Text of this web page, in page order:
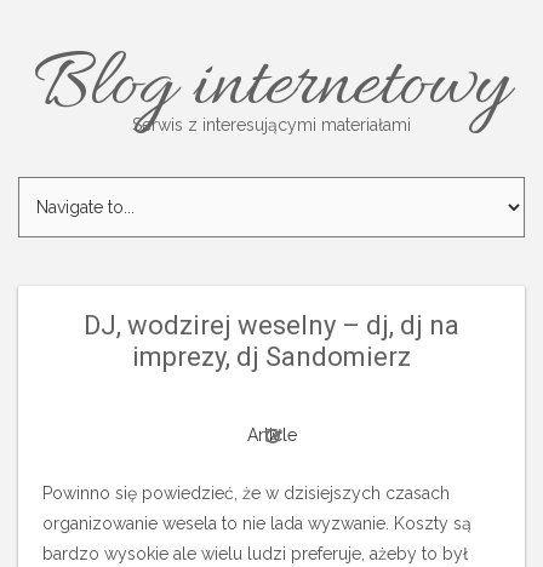
Blog internetowy
Serwis z interesującymi materiałami
DJ, wodzirej weselny – dj, dj na
imprezy, dj Sandomierz
Article
Powinno się powiedzieć, że w dzisiejszych czasach
organizowanie wesela to nie lada wyzwanie. Koszty są
bardzo wysokie ale wielu ludzi preferuje, ażeby to był